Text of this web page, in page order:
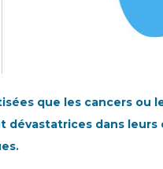
que les cancers ou
dévastatrices dans